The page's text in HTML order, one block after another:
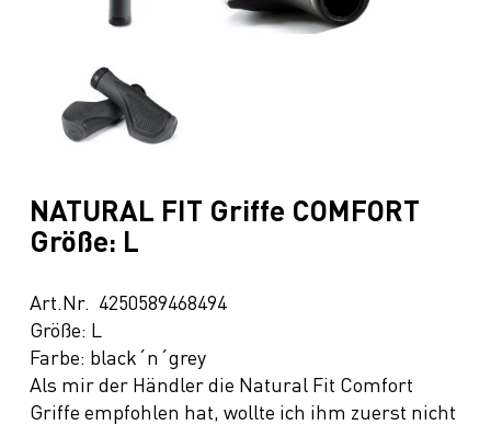
NATURAL FIT Griffe COMFORT
Größe: L
Art.Nr. 4250589468494
Größe: L
Farbe: black´n´grey
Als mir der Händler die Natural Fit Comfort
Griffe empfohlen hat, wollte ich ihm zuerst nicht